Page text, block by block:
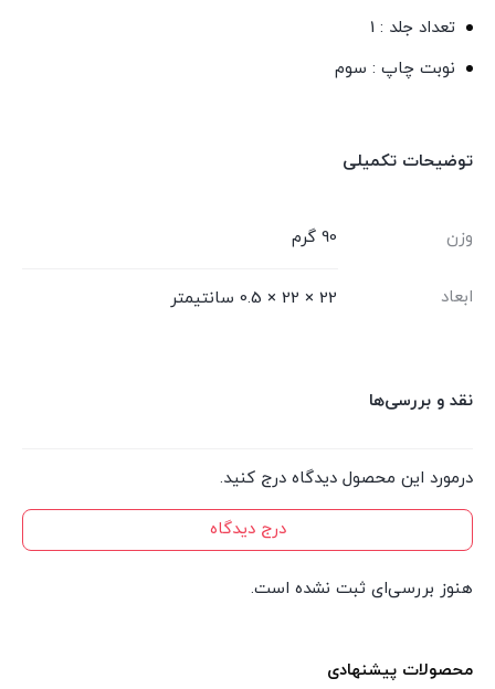
تعداد جلد : 1
نوبت چاپ : سوم
توضیحات تکمیلی
وزن 90 گرم
ابعاد 22 × 22 × 0.5 سانتیمتر
نقد و بررسی‌ها
درمورد این محصول دیدگاه درج کنید.
درج دیدگاه
هنوز بررسی‌ای ثبت نشده است.
محصولات پیشنهادی